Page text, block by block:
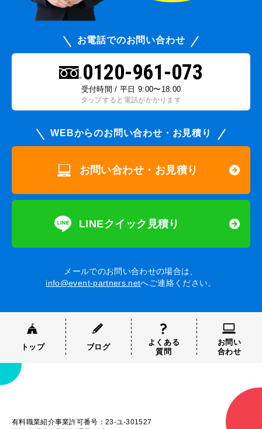
お電話でのお問い合わせ
0120-961-073
受付時間 / 平日 9:00〜18:00
タップすると電話がかかります
WEBからのお問い合わせ・お見積り
お問い合わせ・お見積り
LINEクイック見積り
メールでのお問い合わせの場合は、
info@event-partners.netへご連絡ください。
トップ ブログ
よくある
質問
お問い
合わせ
有料職業紹介事業許可番号：23-ユ-301527